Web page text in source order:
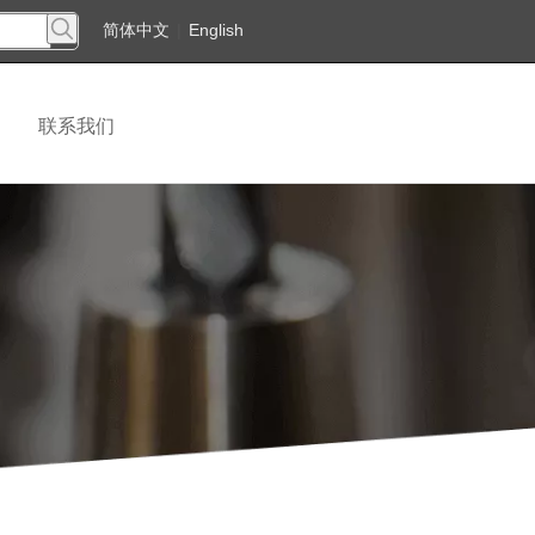
简体中文 English
联系我们